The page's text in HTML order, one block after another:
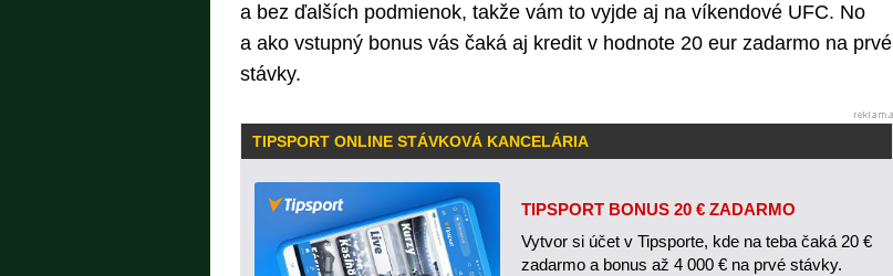
a bez ďalších podmienok, takže vám to vyjde aj na víkendové UFC. No
a ako vstupný bonus vás čaká aj kredit v hodnote 20 eur zadarmo na prvé
stávky.
TIPSPORT ONLINE STÁVKOVÁ KANCELÁRIA
TIPSPORT BONUS 20 € ZADARMO
Vytvor si účet v Tipsporte, kde na teba čaká 20 €
zadarmo a bonus až 4 000 € na prvé stávky.